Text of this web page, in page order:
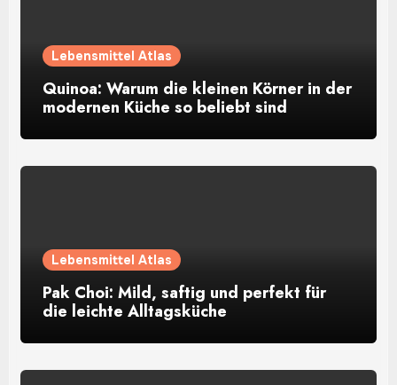
Lebensmittel Atlas
Quinoa: Warum die kleinen Körner in der
modernen Küche so beliebt sind
Lebensmittel Atlas
Pak Choi: Mild, saftig und perfekt für
die leichte Alltagsküche